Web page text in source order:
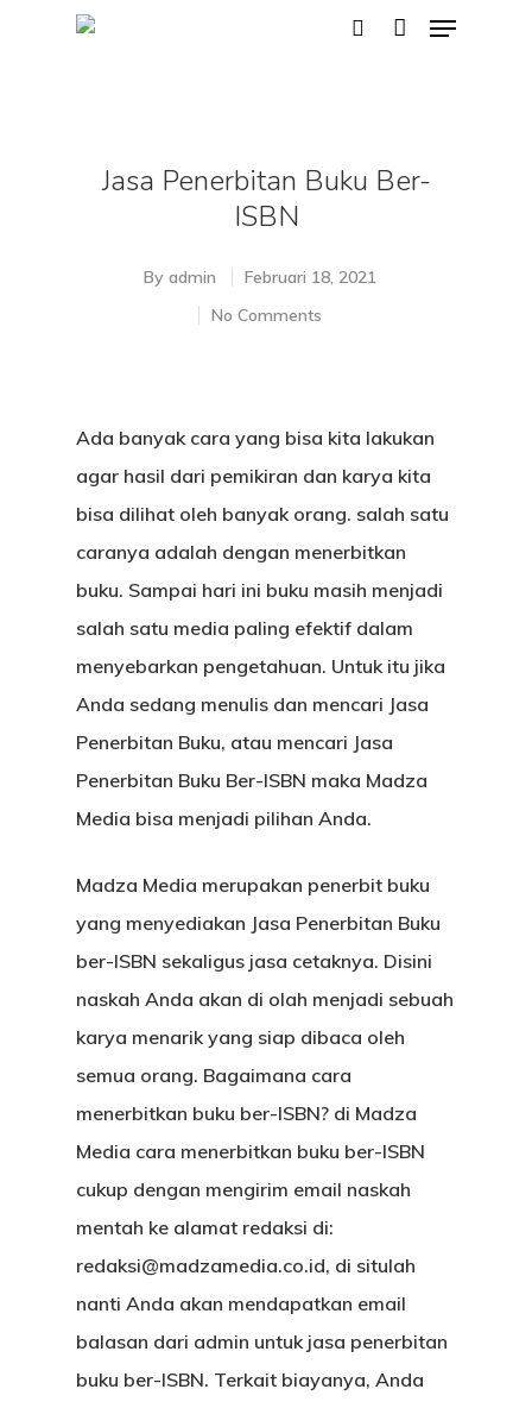
Jasa Penerbitan Buku Ber-
ISBN
By admin
Februari 18, 2021
No Comments
Ada banyak cara yang bisa kita lakukan
agar hasil dari pemikiran dan karya kita
bisa dilihat oleh banyak orang. salah satu
caranya adalah dengan menerbitkan
buku. Sampai hari ini buku masih menjadi
salah satu media paling efektif dalam
menyebarkan pengetahuan. Untuk itu jika
Anda sedang menulis dan mencari Jasa
Penerbitan Buku, atau mencari Jasa
Penerbitan Buku Ber-ISBN maka Madza
Media bisa menjadi pilihan Anda.
Madza Media merupakan penerbit buku
yang menyediakan Jasa Penerbitan Buku
ber-ISBN sekaligus jasa cetaknya. Disini
naskah Anda akan di olah menjadi sebuah
karya menarik yang siap dibaca oleh
semua orang. Bagaimana cara
menerbitkan buku ber-ISBN? di Madza
Media cara menerbitkan buku ber-ISBN
cukup dengan mengirim email naskah
mentah ke alamat redaksi di:
redaksi@madzamedia.co.id, di situlah
nanti Anda akan mendapatkan email
balasan dari admin untuk jasa penerbitan
buku ber-ISBN. Terkait biayanya, Anda